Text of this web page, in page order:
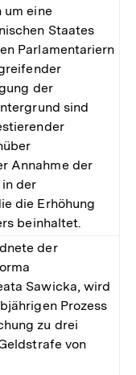
um eine
Staates
Parlamentariern
der
sind
Annahme der
der
die Erhöhung
beinhaltet.
der
Sawicka, wird
Prozess
zu drei
von